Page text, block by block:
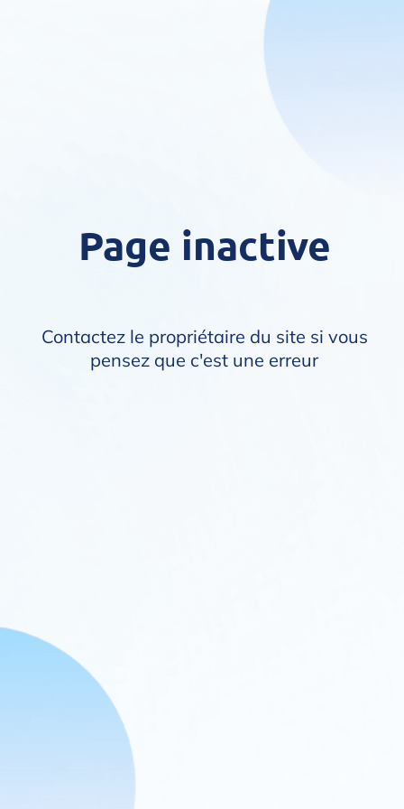
Page inactive
Contactez le propriétaire du site si vous
pensez que c'est une erreur